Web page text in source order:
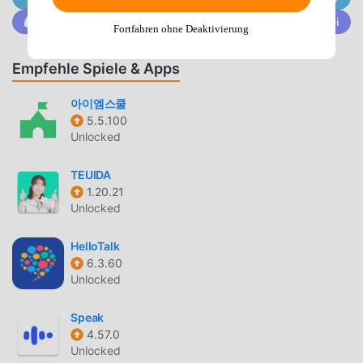
PRAKTISCHE FUNKTIONEN
תיאוריה Als beliebte education-Anwendung haben ihre
leistungsstarken Funktionen eine große Anzahl von
Benutzern angezogen. Im Vergleich zu herkömmlichen
education-Anwendungen bietet תיאוריה ein reichhaltigeres
Erlebnis und leistungsfähigere Funktionen. Sie müssen
alle Funktionen ganz einfach erleben und es ist völlig
kostenlos! Darüber hinaus unterstützt moddroid auch die
Anwendung education für Fans, um Erfahrungen
auszutauschen, die Freude zu teilen, die sie in der
Anwendung finden, worauf warten Sie noch, kommen Sie
und laden Sie sie jetzt herunter
EINZIGARTIGER MOD
moddroid stellt nicht nur originale תיאוריה 8.5 völlig
Trete @MODDROID.CO auf der Discord-Community bei
Empfehle Spiele & Apps
아이엠스쿨
5.5.100
Unlocked
TEUIDA
1.20.21
Unlocked
HelloTalk
6.3.60
Unlocked
Speak
4.57.0
Unlocked
Fortfahren ohne Deaktivierung